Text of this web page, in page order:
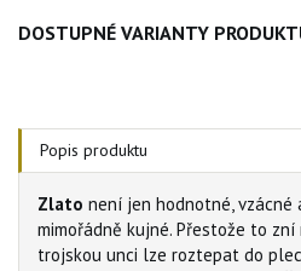
DOSTUPNÉ VARIANTY
Popis produktu
Zlato není jen hodnotné, vzácné
mimořádně kujné. Přestože to
trojskou unci lze roztepat do